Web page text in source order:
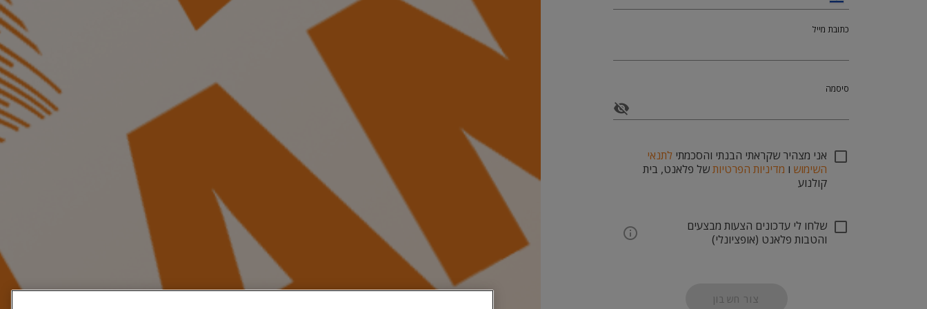
כתובת מייל
סיסמה
אני מצהיר שקראתי הבנתי והסכמתילתנאי
השימוש ו מדיניות הפרטיותשל פלאנט, בית
קולנוע
שלחו לי עדכונים הצעות מבצעים
והטבות פלאנט (אופציונלי)
צור חשבון